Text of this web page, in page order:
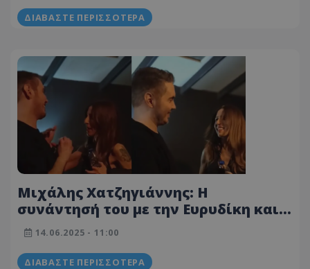
ΔΙΑΒΆΣΤΕ ΠΕΡΙΣΣΌΤΕΡΑ
Μιχάλης Χατζηγιάννης: Η
συνάντησή του με την Ευρυδίκη και η
αγκαλιά στα παρασκήνια
14.06.2025 - 11:00
ΔΙΑΒΆΣΤΕ ΠΕΡΙΣΣΌΤΕΡΑ